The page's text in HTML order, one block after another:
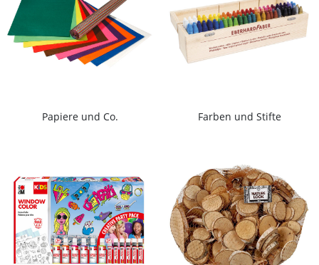
Papiere und Co. Farben und Stifte